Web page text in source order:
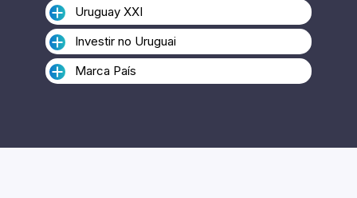
Uruguay XXI
Investir no Uruguai
Marca País